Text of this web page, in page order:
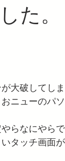
た。
大破してしま
ニューのパ
らなにやら
タッチ画面が